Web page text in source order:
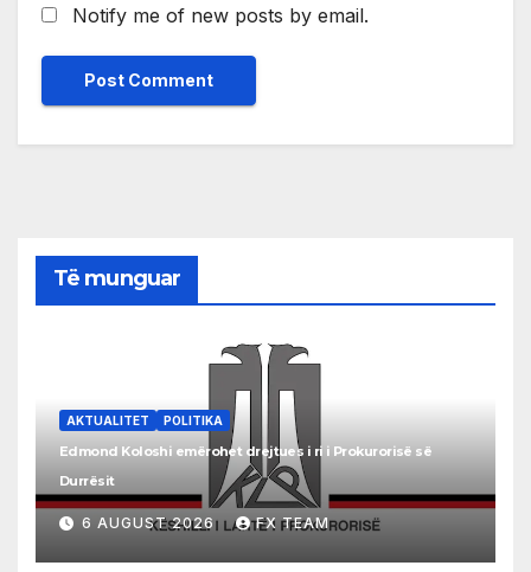
Notify me of new posts by email.
Të munguar
AKTUALITET POLITIKA
Edmond Koloshi emërohet drejtues i ri i Prokurorisë së
Durrësit
6 AUGUST 2026 FX TEAM